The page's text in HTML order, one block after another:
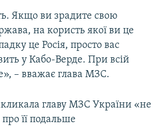
Якщо ви зрадите свою
на користь якої ви це
це Росія, просто вас
у Кабо-Верде. При всій
– вважає глава МЗС.
главу МЗС України «не
її подальше